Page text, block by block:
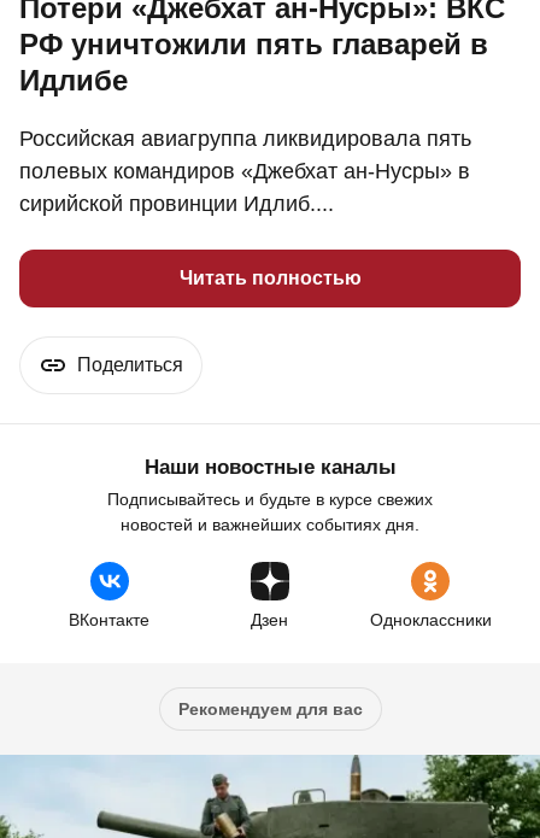
Потери «Джебхат ан-Нусры»: ВКС
РФ уничтожили пять главарей в
Идлибе
Российская авиагруппа ликвидировала пять
полевых командиров «Джебхат ан-Нусры» в
сирийской провинции Идлиб....
Читать полностью
Поделиться
Наши новостные каналы
Подписывайтесь и будьте в курсе свежих
новостей и важнейших событиях дня.
ВКонтакте Дзен Одноклассники
Рекомендуем для вас